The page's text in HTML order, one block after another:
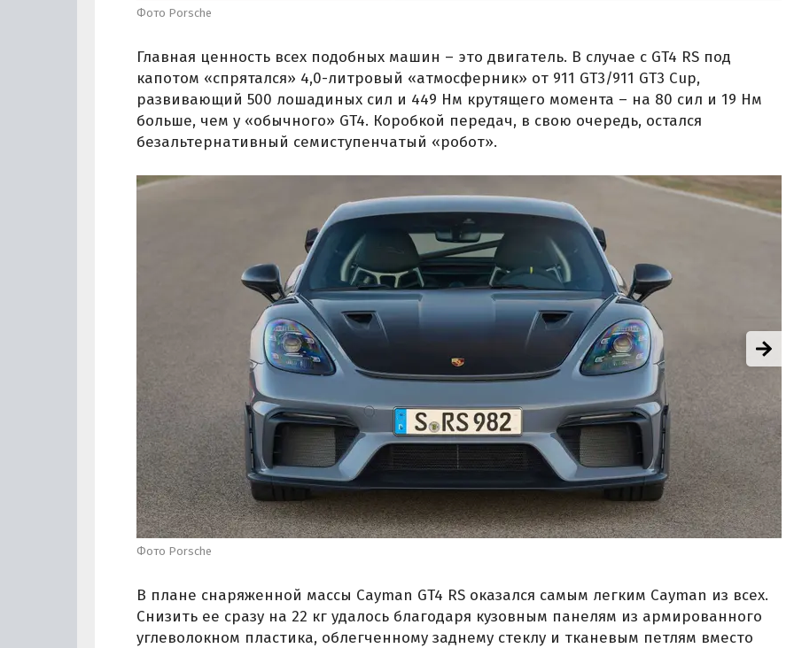
Фото Porsche
Главная ценность всех подобных машин – это двигатель. В случае с GT4 RS под
капотом «спрятался» 4,0-литровый «атмосферник» от 911 GT3/911 GT3 Cup,
развивающий 500 лошадиных сил и 449 Нм крутящего момента – на 80 сил и 19 Нм
больше, чем у «обычного» GT4. Коробкой передач, в свою очередь, остался
безальтернативный семиступенчатый «робот».
Фото Porsche
В плане снаряженной массы Cayman GT4 RS оказался самым легким Cayman из всех.
Снизить ее сразу на 22 кг удалось благодаря кузовным панелям из армированного
углеволокном пластика, облегченному заднему стеклу и тканевым петлям вместо